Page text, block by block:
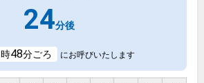
24分後
時48分ごろ にお呼びいたします